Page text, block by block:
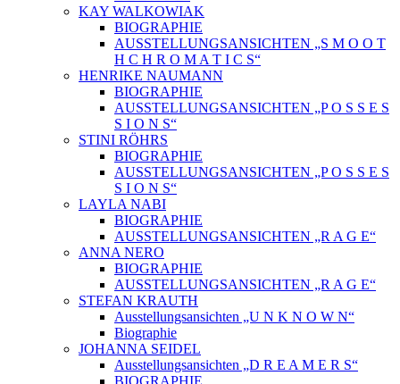
KAY WALKOWIAK
BIOGRAPHIE
AUSSTELLUNGSANSICHTEN „S M O O T
H C H R O M A T I C S“
HENRIKE NAUMANN
BIOGRAPHIE
AUSSTELLUNGSANSICHTEN „P O S S E S
S I O N S“
STINI RÖHRS
BIOGRAPHIE
AUSSTELLUNGSANSICHTEN „P O S S E S
S I O N S“
LAYLA NABI
BIOGRAPHIE
AUSSTELLUNGSANSICHTEN „R A G E“
ANNA NERO
BIOGRAPHIE
AUSSTELLUNGSANSICHTEN „R A G E“
STEFAN KRAUTH
Ausstellungsansichten „U N K N O W N“
Biographie
JOHANNA SEIDEL
Ausstellungsansichten „D R E A M E R S“
BIOGRAPHIE